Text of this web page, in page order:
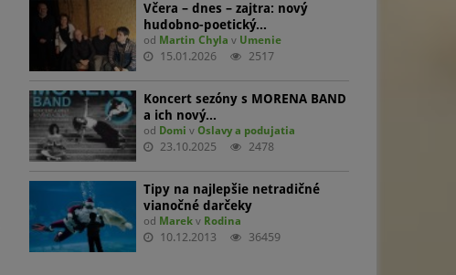
Včera – dnes – zajtra: nový
hudobno-poetický…
od Martin Chyla v Umenie
15.01.2026 2517
Koncert sezóny s MORENA BAND
a ich nový…
od Domi v Oslavy a podujatia
23.10.2025 2478
Tipy na najlepšie netradičné
vianočné darčeky
od Marekv Rodina
10.12.2013 36459